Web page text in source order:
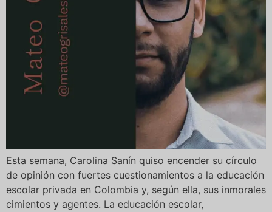
Esta semana, Carolina Sanín quiso encender su círculo
de opinión con fuertes cuestionamientos a la educación
escolar privada en Colombia y, según ella, sus inmorales
cimientos y agentes. La educación escolar,